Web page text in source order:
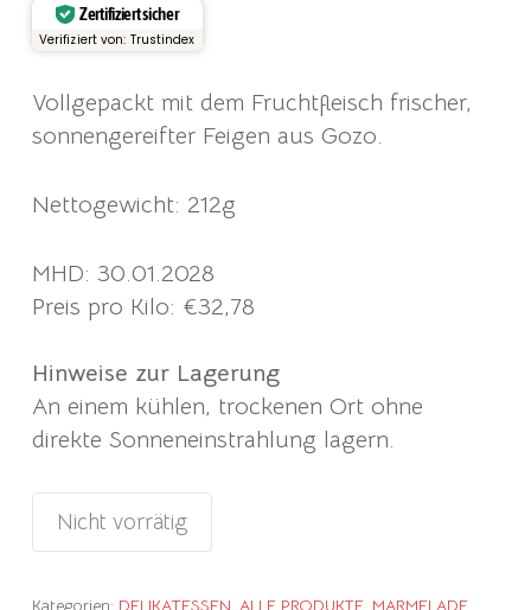
Zertifiziert sicher
Verifiziert von: Trustindex
Vollgepackt mit dem Fruchtfleisch frischer,
sonnengereifter Feigen aus Gozo.
Nettogewicht: 212g
MHD: 30.01.2028
Preis pro Kilo: €32,78
Hinweise zur Lagerung
An einem kühlen, trockenen Ort ohne
direkte Sonneneinstrahlung lagern.
Nicht vorrätig
Kategorien: DELIKATESSEN, ALLE PRODUKTE, MARMELADE